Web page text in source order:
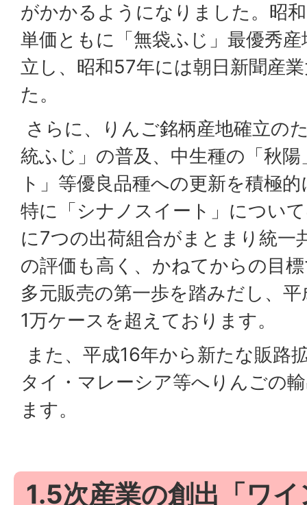
がかかるようになりました。昭
単価ともに「無袋ふじ」最優秀
立し、昭和57年には朝日新聞産
た。
さらに、りんご銘柄産地確立の
統ふじ」の普及、中生種の「秋
ト」等優良品種への更新を積極
特に「シナノスイート」につい
に7つの出荷組合がまとまり統一
の評価も高く、かねてからの目
多元販売の第一歩を踏みだし、
1万ケースを超えております。
また、平成16年から新たな販路
タイ・マレーシア等へりんごの
ます。
1.5次産業の創出「ワ